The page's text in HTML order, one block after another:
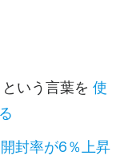
という言葉を 使
開封率が6％上昇